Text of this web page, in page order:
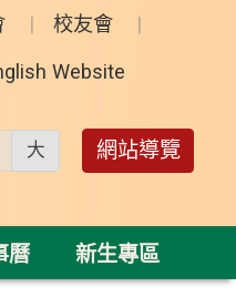
校友會
Website
大 網站導覽
曆 新生專區